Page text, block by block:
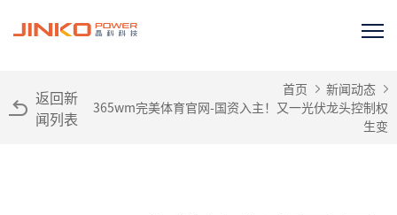
返回新
闻列表
首页
新闻动态
365wm完美体育官网-国资入主！又一光伏龙头控制权
生变